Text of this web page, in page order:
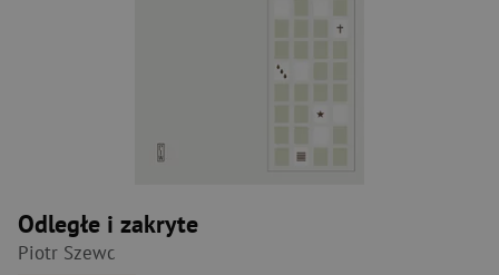
Odległe i zakryte
Piotr Szewc